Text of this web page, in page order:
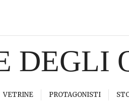
DEGLI
VETRINE PROTAGONISTI